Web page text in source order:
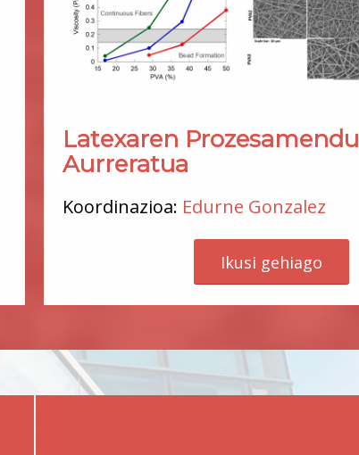
Latexaren Prozesamendu
Aurreratua
Koordinazioa: Edurne Gonzalez
Ikusi gehiago